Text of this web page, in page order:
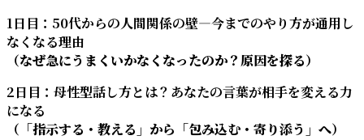
1日目：50代からの人間関係の壁―今までのやり方が通用し
なくなる理由
（なぜ急にうまくいかなくなったのか？原因を探る）
2日目：母性型話し方とは？あなたの言葉が相手を変える力
になる
（「指示する・教える」から「包み込む・寄り添う」へ）